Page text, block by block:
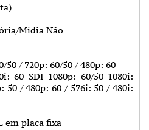
Mídia Não
50 / 720p: 60/50 / 480p: 60
60 SDI 1080p: 60/50 1080i:
50 / 480p: 60 / 576i: 50 / 480i:
em placa fixa